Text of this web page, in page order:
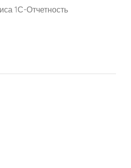
1С-Отчетность